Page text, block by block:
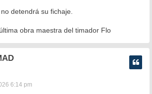
detendrá su fichaje.
obra maestra del timador Flo
6:14 pm